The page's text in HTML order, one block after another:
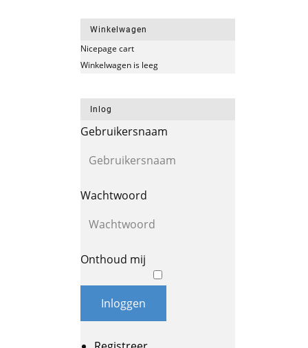
Winkelwagen
Nicepage cart
Winkelwagen is leeg
Inlog
Gebruikersnaam
Wachtwoord
Onthoud mij
Inloggen